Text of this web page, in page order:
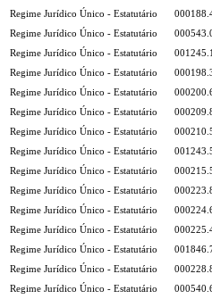
Regime Jurídico Único - Estatutário
Regime Jurídico Único - Estatutário
Regime Jurídico Único - Estatutário
Regime Jurídico Único - Estatutário
Regime Jurídico Único - Estatutário
Regime Jurídico Único - Estatutário
Regime Jurídico Único - Estatutário
Regime Jurídico Único - Estatutário
Regime Jurídico Único - Estatutário
Regime Jurídico Único - Estatutário
Regime Jurídico Único - Estatutário
Regime Jurídico Único - Estatutário
Regime Jurídico Único - Estatutário
Regime Jurídico Único - Estatutário
Regime Jurídico Único - Estatutário